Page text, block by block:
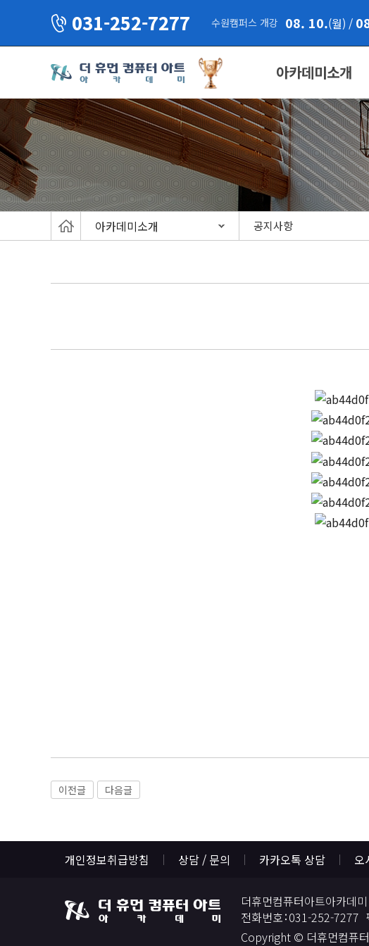
031-252-7277 수원캠퍼스 개강 08. 10.(월) /
아카데미소개
아카데미소개 공지사항
이전글 다음글
개인정보취급방침 상담 / 문의 카카오톡 상담 오
더휴먼컴퓨터아트아카데미
전화번호 031-252-7277
Copyright © 더휴먼컴퓨